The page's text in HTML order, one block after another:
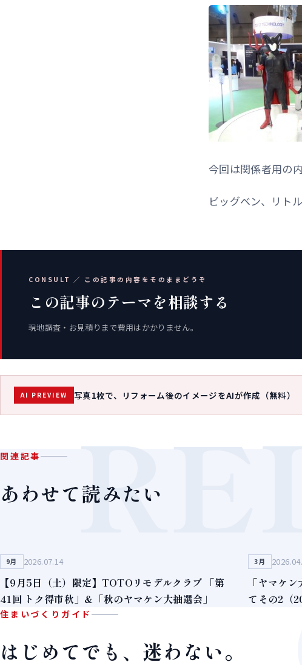
今回は関係者用の
ビッグベン、リト
CONSULT ／ この記事の内容をそのままどうぞ
この記事のテーマを相談する
現地調査・お見積りまで費用はかかりません。
AI PREVIEW 写真1枚で、リフォーム後のイメージをAIが作成（無料）
関連記事
あわせて読みたい
9月 2026.07.14
【9月5日（土）限定】TOTOリモデルクラブ 「第
41回 トク得市秋」＆「秋のヤマケン大抽選会」
3月
「ヤマケ
てその2（
住まいづくりガイド
はじめてでも、迷わない。